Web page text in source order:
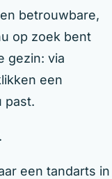
betrouwbare,
op zoek bent
gezin: via
een
past.
een tandarts in